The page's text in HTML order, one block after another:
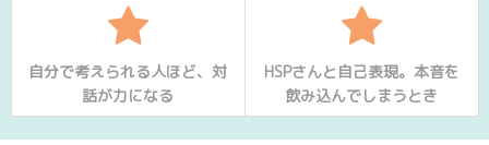
自分で考えられる人ほど、対
話が力になる
HSPさんと自己表現。本音を
飲み込んでしまうとき